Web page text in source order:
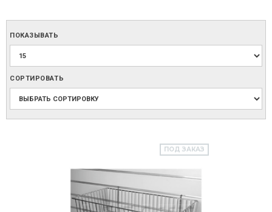
ПОКАЗЫВАТЬ
СОРТИРОВАТЬ
ПОД ЗАКАЗ